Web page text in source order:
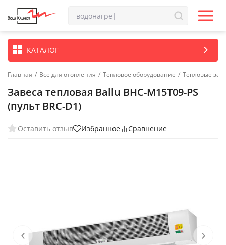
КАТАЛОГ
Главная / Всё для отопления / Тепловое оборудование / Тепловые
Завеса тепловая Ballu BHC-M15T09-PS
(пульт BRC-D1)
Оставить отзыв Избранное Сравнение
‹ ›